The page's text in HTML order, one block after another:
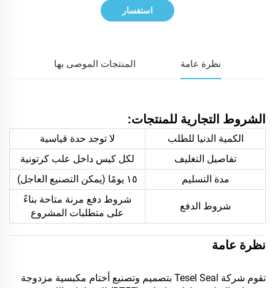
استفسار
نظرة عامة المنتجات الموصى بها
الشروط التجارية للمنتجات:
الكمية الدنيا للطلب
لا توجد حدة قياسية
تفاصيل التغليف
لكل كيس داخل علب كرتونية
مدة التسليم
١٥ يومًا (يمكن التصنيع العاجل)
شروط الدفع
شروط دفع مرنة متاحة بناءً
على متطلبات المشروع
نظرة عامة
تقوم شركة Tesel Seal بتصميم وتصنيع أختام مكبسية مزدوجة